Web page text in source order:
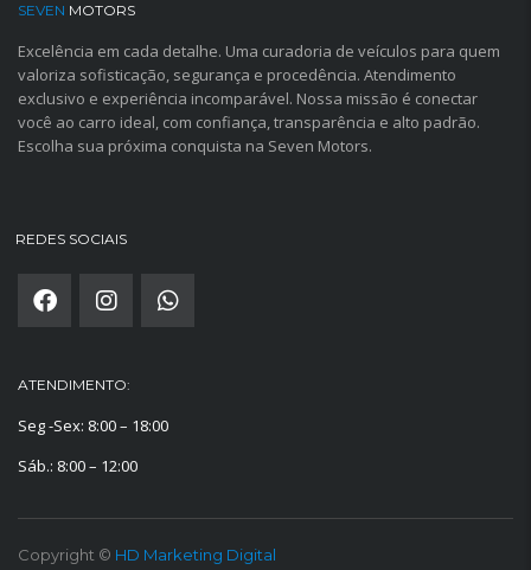
SEVEN MOTORS
Excelência em cada detalhe. Uma curadoria de veículos para quem
valoriza sofisticação, segurança e procedência. Atendimento
exclusivo e experiência incomparável. Nossa missão é conectar
você ao carro ideal, com confiança, transparência e alto padrão.
Escolha sua próxima conquista na Seven Motors.
REDES SOCIAIS
ATENDIMENTO:
Seg -Sex: 8:00 – 18:00
Sáb.: 8:00 – 12:00
Copyright © HD Marketing Digital